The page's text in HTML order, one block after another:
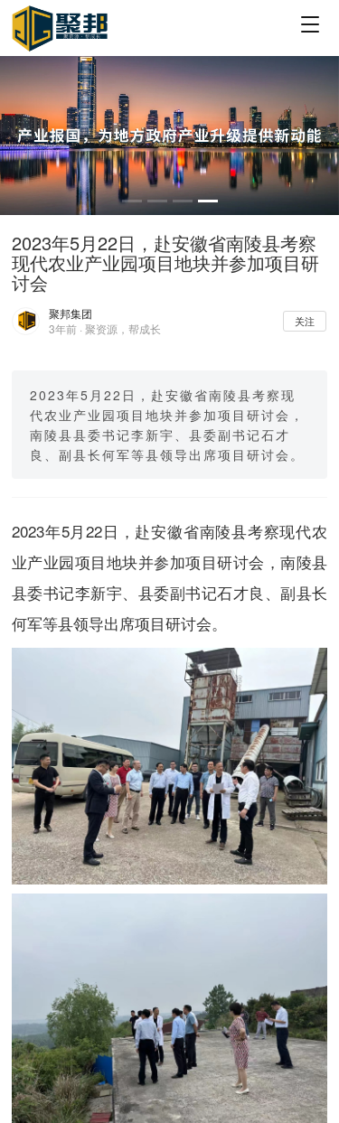
T
g
e
n
a
i
t
i
o
2023年5月22日，赴安徽省南陵县考察
现代农业产业园项目地块并参加项目研
讨会
聚邦集团
3年前 · 聚资源，帮成长
关注
2023年5月22日，赴安徽省南陵县考察现
代农业产业园项目地块并参加项目研讨会，
南陵县县委书记李新宇、县委副书记石才
良、副县长何军等县领导出席项目研讨会。
2023年5月22日，赴安徽省南陵县考察现代农
业产业园项目地块并参加项目研讨会，南陵县
县委书记李新宇、县委副书记石才良、副县长
何军等县领导出席项目研讨会。